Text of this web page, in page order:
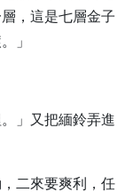
，這是七層金子
」
」又把緬鈴弄進
二來要爽利，任